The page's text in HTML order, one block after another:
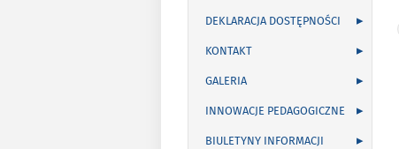
DEKLARACJA DOSTĘPNOŚCI
KONTAKT
GALERIA
INNOWACJE PEDAGOGICZNE
BIULETYNY INFORMACJI